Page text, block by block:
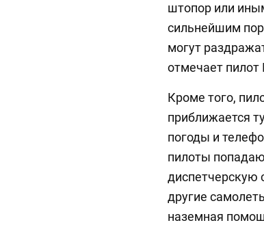
штопор или
сильнейшим
могут
отмечает
Кроме того,
приближается
погоды и
пилоты
диспетчерскую
другие
наземная